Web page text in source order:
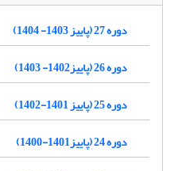
دوره 27 (پاییز 1403- 1404)
دوره 26 (پاییز1402- 1403)
دوره 25 (پاییز 1401-1402)
دوره 24 (پاییز1401-1400)